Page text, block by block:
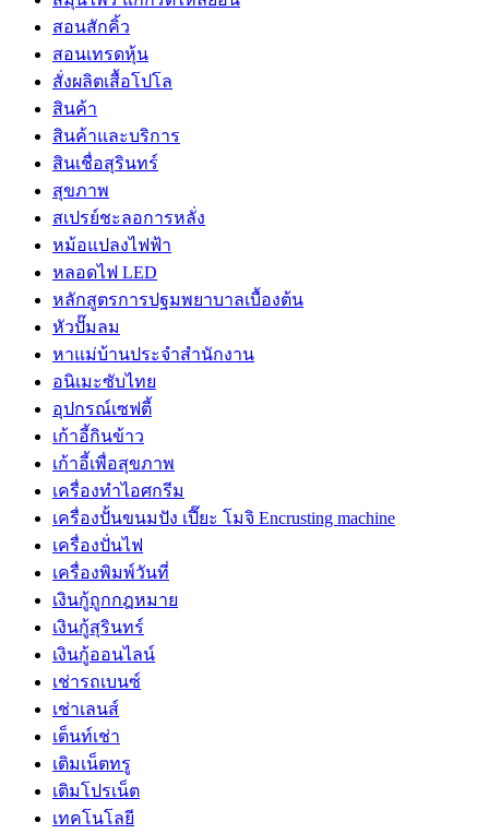
สอนสักคิ้ว
สอนเทรดหุ้น
สั่งผลิตเสื้อโปโล
สินค้า
สินค้าและบริการ
สินเชื่อสุรินทร์
สุขภาพ
สเปรย์ชะลอการหลั่ง
หม้อแปลงไฟฟ้า
หลอดไฟ LED
หลักสูตรการปฐมพยาบาลเบื้องต้น
หัวปั๊มลม
หาแม่บ้านประจำสำนักงาน
อนิเมะซับไทย
อุปกรณ์เซฟตี้
เก้าอี้กินข้าว
เก้าอี้เพื่อสุขภาพ
เครื่องทำไอศกรีม
เครื่องปั้นขนมปัง เปี๊ยะ โมจิ Encrusting machine
เครื่องปั่นไฟ
เครื่องพิมพ์วันที่
เงินกู้ถูกกฎหมาย
เงินกู้สุรินทร์
เงินกู้ออนไลน์
เช่ารถเบนซ์
เช่าเลนส์
เต็นท์เช่า
เติมเน็ตทรู
เติมโปรเน็ต
เทคโนโลยี